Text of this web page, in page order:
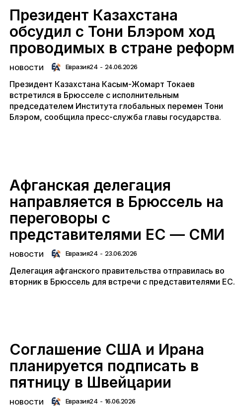
Президент Казахстана
обсудил с Тони Блэром ход
проводимых в стране реформ
НОВОСТИ Евразия24 - 24.06.2026
Президент Казахстана Касым-Жомарт Токаев
встретился в Брюсселе с исполнительным
председателем Института глобальных перемен Тони
Блэром, сообщила пресс-служба главы государства.
Афганская делегация
направляется в Брюссель на
переговоры с
представителями ЕС — СМИ
НОВОСТИ Евразия24 - 23.06.2026
Делегация афганского правительства отправилась во
вторник в Брюссель для встречи с представителями ЕС.
Соглашение США и Ирана
планируется подписать в
пятницу в Швейцарии
НОВОСТИ Евразия24 - 16.06.2026